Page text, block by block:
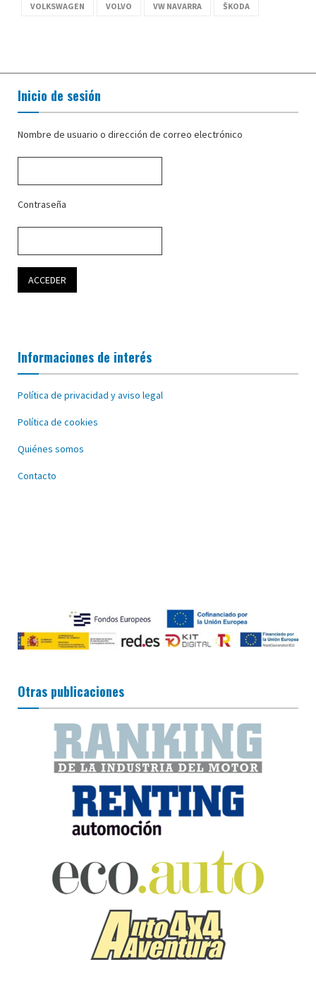
VOLKSWAGEN VOLVO VW NAVARRA ŠKODA
Inicio de sesión
Nombre de usuario o dirección de correo electrónico
Contraseña
Informaciones de interés
Política de privacidad y aviso legal
Política de cookies
Quiénes somos
Contacto
Otras publicaciones